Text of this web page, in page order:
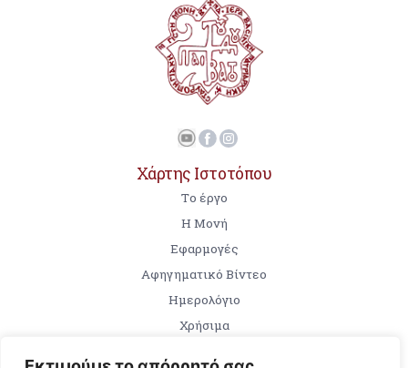
Χάρτης Ιστοτόπου
Tο έργο
Η Μονή
Εφαρμογές
Αφηγηματικό Βίντεο
Ημερολόγιο
Χρήσιμα